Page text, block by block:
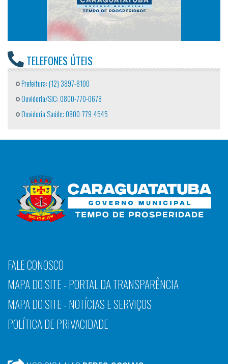
TELEFONES ÚTEIS
Prefeitura: (12) 3897-8100
Ouvidoria/SIC: 0800-770-0678
Ouvidoria Saúde: 0800-779-4545
FALE CONOSCO
MAPA DO SITE - PORTAL DA TRANSPARÊNCIA
MAPA DO SITE - NOTÍCIAS E SERVIÇOS
POLÍTICA DE PRIVACIDADE